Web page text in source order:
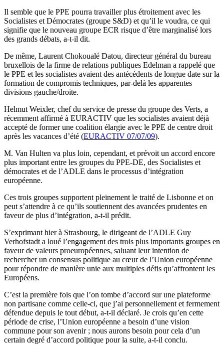
Il semble que le PPE pourra travailler plus étroitement avec les
Socialistes et Démocrates (groupe S&D) et qu’il le voudra, ce qui
signifie que le nouveau groupe ECR risque d’être marginalisé lors
des grands débats, a-t-il dit.
De même, Laurent Chokoualé Datou, directeur général du bureau
bruxellois de la firme de relations publiques Edelman a rappelé que
le PPE et les socialistes avaient des antécédents de longue date sur la
formation de compromis techniques, par-delà les apparentes
divisions gauche/droite.
Helmut Weixler, chef du service de presse du groupe des Verts, a
récemment affirmé à EURACTIV que les socialistes avaient déjà
accepté de former une coalition élargie avec le PPE de centre droit
après les vacances d’été (EURACTIV 07/07/09).
M. Van Hulten va plus loin, cependant, et prévoit un accord encore
plus important entre les groupes du PPE-DE, des Socialistes et
démocrates et de l’ADLE dans le processus d’intégration
européenne.
Ces trois groupes supportent pleinement le traité de Lisbonne et on
peut s’attendre à ce qu’ils soutiennent des avancées prudentes en
faveur de plus d’intégration, a-t-il prédit.
S’exprimant hier à Strasbourg, le dirigeant de l’ADLE Guy
Verhofstadt a loué l’engagement des trois plus importants groupes en
faveur de valeurs proeuropéennes, saluant leur intention de
rechercher un consensus politique au cœur de l’Union européenne
pour répondre de manière unie aux multiples défis qu’affrontent les
Européens.
C’est la première fois que l’on tombe d’accord sur une plateforme
non partisane comme celle-ci, que j’ai personnellement et fermement
défendue depuis le tout début, a-t-il déclaré. Je crois qu’en cette
période de crise, l’Union européenne a besoin d’une vision
commune pour son avenir ; nous aurons besoin pour cela d’un
certain degré d’accord politique pour la suite, a-t-il conclu.